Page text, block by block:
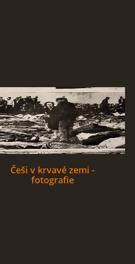
Češi v krvavé zemi -
fotografie